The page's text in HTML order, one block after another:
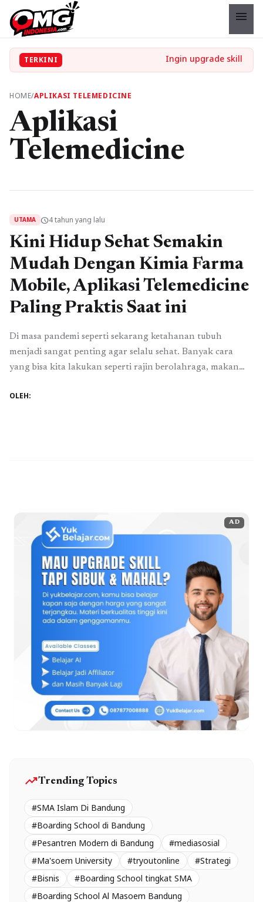
menu
TERKINI
HOME/APLIKASI TELEMEDICINE
Aplikasi
Telemedicine
UTAMA schedule4 tahun yang lalu
Kini Hidup Sehat Semakin
Mudah Dengan Kimia Farma
Mobile, Aplikasi Telemedicine
Paling Praktis Saat ini
Di masa pandemi seperti sekarang ketahanan tubuh
menjadi sangat penting agar selalu sehat. Banyak cara
yang bisa kita lakukan seperti rajin berolahraga, makan
pengobatan sebelum terjadi gejala berat yang tentunya
OLEH:
AD
trending_upTrending Topics
#SMA Islam Di Bandung
#Boarding School di Bandung
#Pesantren Modern di Bandung
#mediasosial
#Ma'soem University
#tryoutonline
#Strategi
#Bisnis
#Boarding School tingkat SMA
#Boarding School Al Masoem Bandung